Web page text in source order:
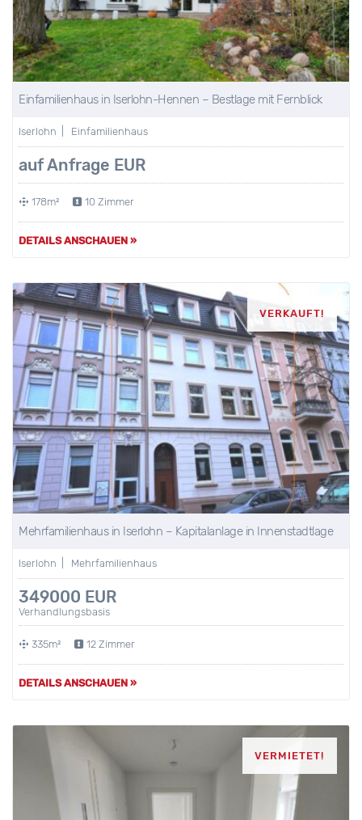
Einfamilienhaus in Iserlohn-Hennen – Bestlage mit Fernblick
Iserlohn | Einfamilienhaus
auf Anfrage EUR
178m² 10 Zimmer
DETAILS ANSCHAUEN »
VERKAUFT!
Mehrfamilienhaus in Iserlohn – Kapitalanlage in Innenstadtlage
Iserlohn | Mehrfamilienhaus
349000 EUR
Verhandlungsbasis
335m² 12 Zimmer
DETAILS ANSCHAUEN »
VERMIETET!